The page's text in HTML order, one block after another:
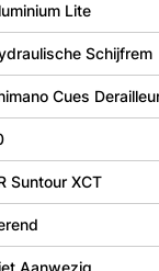
Lite
Schijfrem
Cues
Suntour XCT